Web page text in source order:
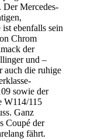
Der Mercedes-
ebenfalls sein
Chrom
der
und –
auch die ruhige
sowie der
W114/115
Ganz
Coupé der
fährt.